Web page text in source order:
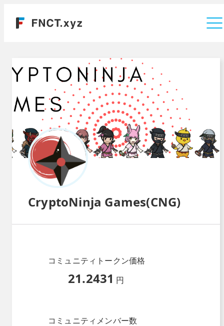
CryptoNinja Games(CNG)
コミュニティトークン価格
21.2431 円
コミュニティメンバー数